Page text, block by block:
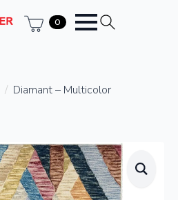
0
Diamant – Multicolor